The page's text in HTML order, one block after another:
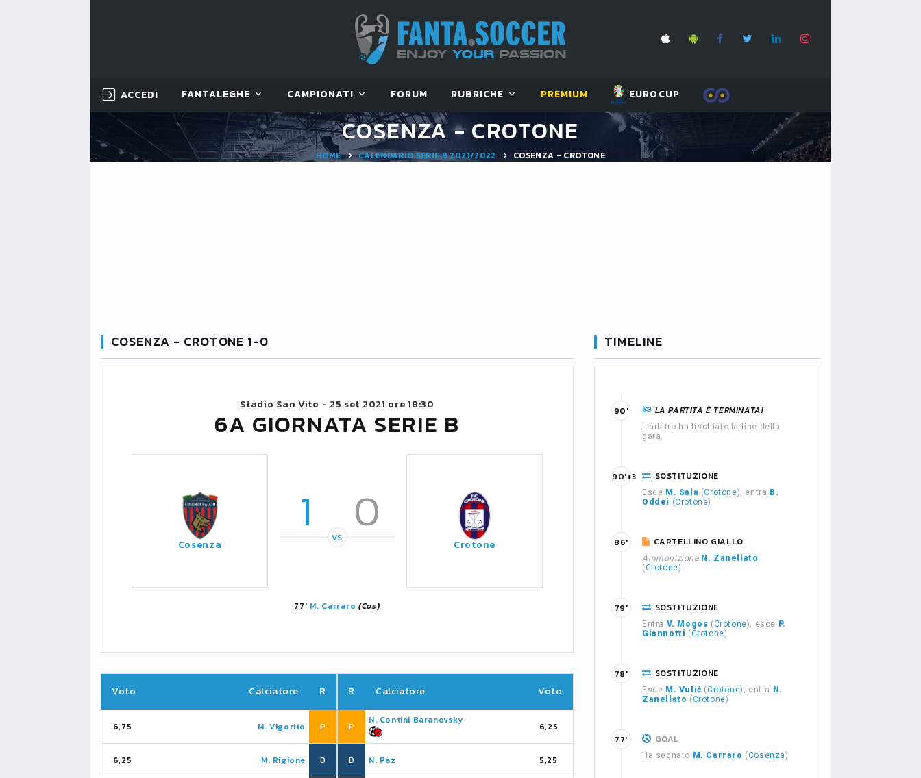
ACCEDI FANTALEGHE CAMPIONATI FORUM RUBRICHE PREMIUM EUROCUP
COSENZA - CROTONE
HOME CALENDARIO SERIE B 2021/2022 COSENZA - CROTONE
COSENZA - CROTONE 1-0
Stadio San Vito - 25 set 2021 ore 18:30
6A GIORNATA SERIE B
Cosenza
1 0
VS Crotone
77' M. Carraro (Cos)
Voto Calciatore R
6,75 M. Vigorito P
6,25 M. Rigione D
R Calciatore Voto
P
N. Contini Baranovsky
6,25
D N. Paz 5,25
TIMELINE
LA PARTITA È TERMINATA!
L'arbitro ha fischiato la fine della
gara.
90'
SOSTITUZIONE
Esce M. Sala (Crotone), entra B.
Oddei (Crotone)
90'+3
CARTELLINO GIALLO
Ammonizione N. Zanellato
(Crotone)
86'
SOSTITUZIONE
Entra V. Mogos (Crotone), esce P.
Giannotti (Crotone)
79'
SOSTITUZIONE
Esce M. Vulić (Crotone), entra
N.
Zanellato (Crotone)
78'
GOAL
Ha segnato M. Carraro (Cosenza)
77'